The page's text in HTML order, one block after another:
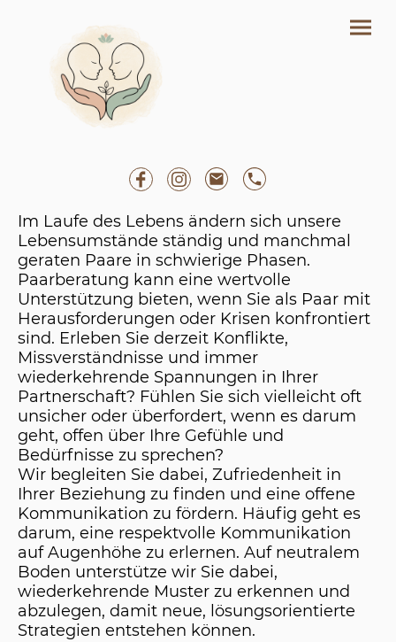
Im Laufe des Lebens ändern sich unsere
Lebensumstände ständig und manchmal
geraten Paare in schwierige Phasen.
Paarberatung kann eine wertvolle
Unterstützung bieten, wenn Sie als Paar mit
Herausforderungen oder Krisen konfrontiert
sind. Erleben Sie derzeit Konflikte,
Missverständnisse und immer
wiederkehrende Spannungen in Ihrer
Partnerschaft? Fühlen Sie sich vielleicht oft
unsicher oder überfordert, wenn es darum
geht, offen über Ihre Gefühle und
Bedürfnisse zu sprechen?
Wir begleiten Sie dabei, Zufriedenheit in
Ihrer Beziehung zu finden und eine offene
Kommunikation zu fördern. Häufig geht es
darum, eine respektvolle Kommunikation
auf Augenhöhe zu erlernen. Auf neutralem
Boden unterstütze wir Sie dabei,
wiederkehrende Muster zu erkennen und
abzulegen, damit neue, lösungsorientierte
Strategien entstehen können.